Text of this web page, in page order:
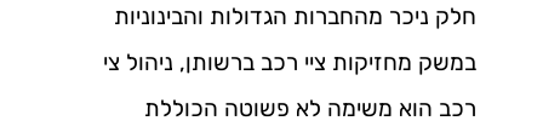
חלק ניכר מהחברות הגדולות והבינוניות
במשק מחזיקות ציי רכב ברשותן, ניהול צי
רכב הוא משימה לא פשוטה הכוללת